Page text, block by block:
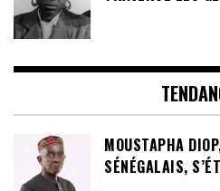
MOUSTAPHA
SÉNÉGALAIS,